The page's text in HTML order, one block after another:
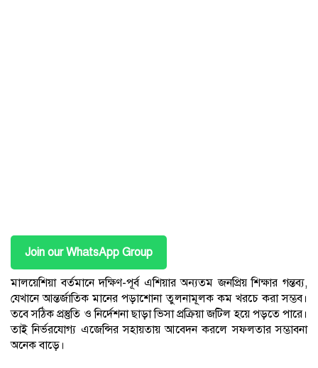
Join our WhatsApp Group
মালয়েশিয়া বর্তমানে দক্ষিণ-পূর্ব এশিয়ার অন্যতম জনপ্রিয় শিক্ষার গন্তব্য,
যেখানে আন্তর্জাতিক মানের পড়াশোনা তুলনামূলক কম খরচে করা সম্ভব।
তবে সঠিক প্রস্তুতি ও নির্দেশনা ছাড়া ভিসা প্রক্রিয়া জটিল হয়ে পড়তে পারে।
তাই নির্ভরযোগ্য এজেন্সির সহায়তায় আবেদন করলে সফলতার সম্ভাবনা
অনেক বাড়ে।